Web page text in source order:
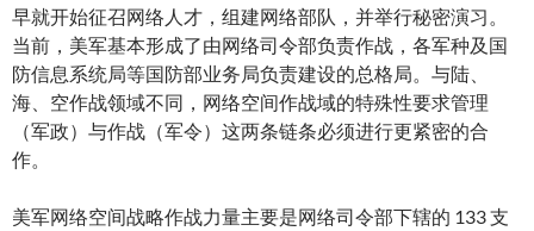
早就开始征召网络人才，组建网络部队，并举行秘密演习。
当前，美军基本形成了由网络司令部负责作战，各军种及国
防信息系统局等国防部业务局负责建设的总格局。与陆、
海、空作战领域不同，网络空间作战域的特殊性要求管理
（军政）与作战（军令）这两条链条必须进行更紧密的合
作。
美军网络空间战略作战力量主要是网络司令部下辖的 133 支